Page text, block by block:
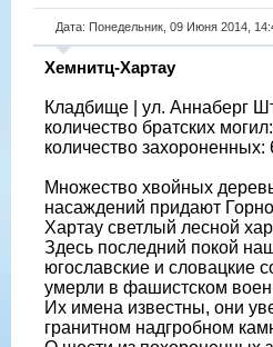
Дата: Понедельник, 09 Июня 2014,
Хемнитц-Хартау
Кладбище | ул. Аннаберг
количество братских
количество захороненных:
Множество хвойных
насаждений придают
Хартау светлый лесной
Здесь последний покой
югославские и словацкие
умерли в фашистском
Их имена известны, они
гранитном надгробном